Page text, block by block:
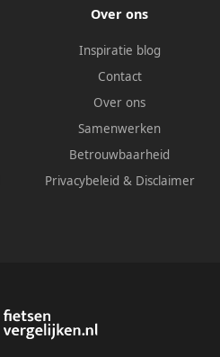
Over ons
Inspiratie blog
Contact
Over ons
Samenwerken
Betrouwbaarheid
Privacybeleid & Disclaimer